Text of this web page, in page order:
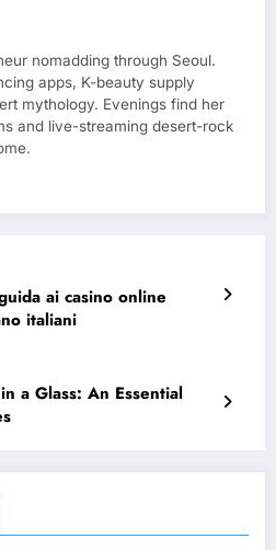
nomadding through Seoul.
apps, K-beauty supply
mythology. Evenings find her
and live-streaming desert-rock
ai casino online
italiani
a Glass: An Essential